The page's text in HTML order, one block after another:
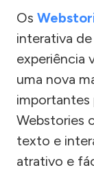
Os
interativa
experiência
uma nova
importantes
Webstories
texto e
atrativo e